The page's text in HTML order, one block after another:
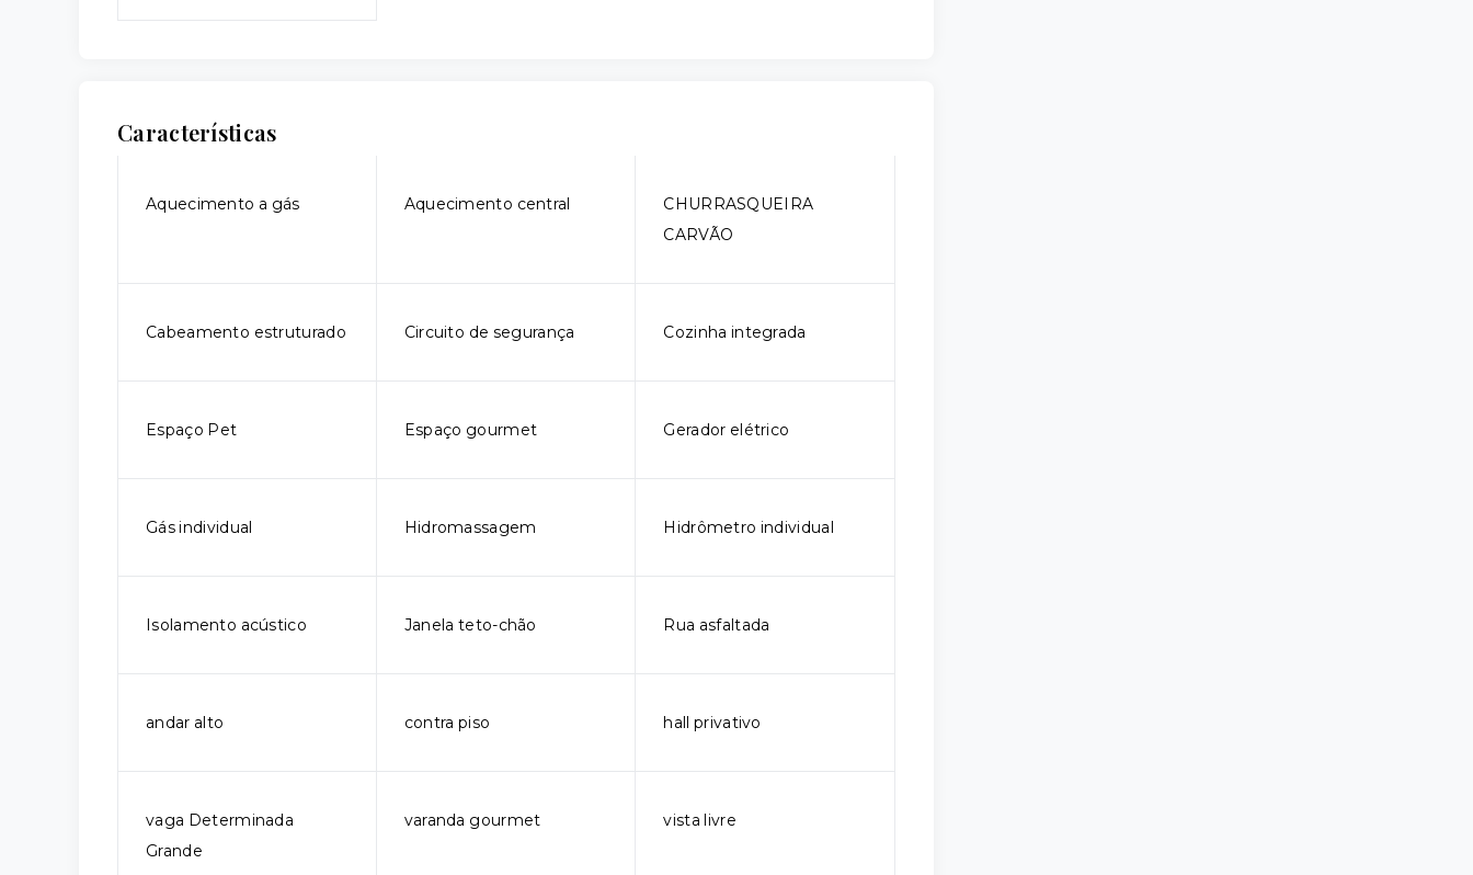
Características
Aquecimento a gás Aquecimento central
CHURRASQUEIRA
CARVÃO
Cabeamento estruturado Circuito de segurança Cozinha integrada
Espaço Pet Espaço gourmet Gerador elétrico
Gás individual Hidromassagem Hidrômetro individual
Isolamento acústico Janela teto-chão Rua asfaltada
andar alto contra piso hall privativo
vaga Determinada
Grande
varanda gourmet vista livre